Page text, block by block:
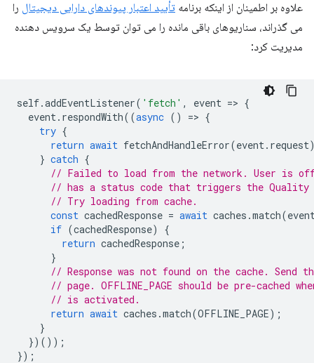
علاوه بر اطمینان از اینکه برنامه تأیید اعتبار پیوندهای دارایی دیجیتال را
می گذراند، سناریوهای باقی مانده را می توان توسط یک سرویس دهنده
مدیریت کرد:
self.addEventListener( 'fetch' , event => {
event. respondWith((async () => {
try {
return await fetchAndHandleError(event. request
} catch {
// Failed to load from the network. User is
// has a status code that triggers the
// Try loading from cache.
const cachedResponse = await caches .match(
if (cachedResponse)
{
return cachedResponse ;
}
// Response was not found on the cache.
// page. OFFLINE_PAGE should be pre-cached
// is activated.
return await caches .match(OFFLINE_PAGE);
}
})());
});